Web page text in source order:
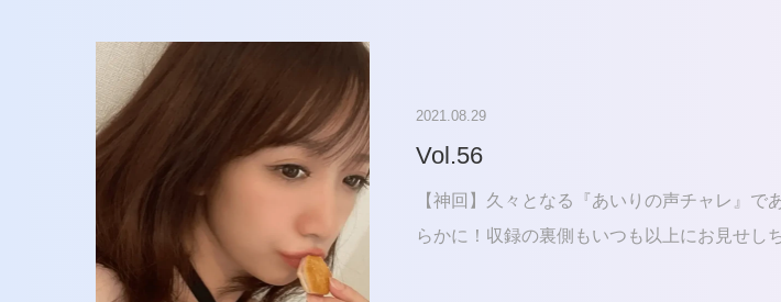
2021.08.29
Vol.56
【神回】久々となる『あいりの声チャレ』で
らかに！収録の裏側もいつも以上にお見せし